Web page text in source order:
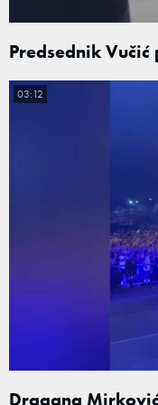
Predsednik
Dragana
03:12